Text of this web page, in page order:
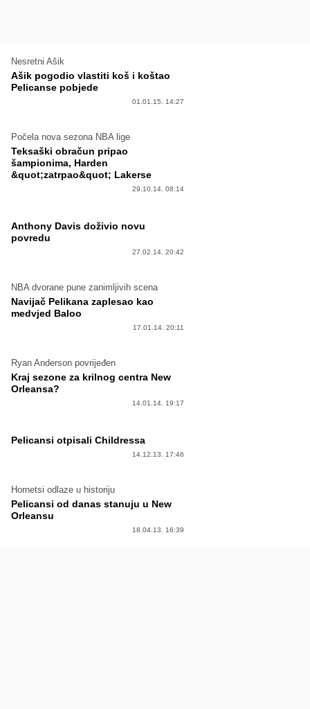
Nesretni Ašik
Ašik pogodio vlastiti koš i koštao
Pelicanse pobjede
01.01.15. 14:27
Počela nova sezona NBA lige
Teksaški obračun pripao
šampionima, Harden
&quot;zatrpao&quot; Lakerse
29.10.14. 08:14
Anthony Davis doživio novu
povredu
27.02.14. 20:42
NBA dvorane pune zanimljivih scena
Navijač Pelikana zaplesao kao
medvjed Baloo
17.01.14. 20:11
Ryan Anderson povrijeđen
Kraj sezone za krilnog centra New
Orleansa?
14.01.14. 19:17
Pelicansi otpisali Childressa
14.12.13. 17:46
Hornetsi odlaze u historiju
Pelicansi od danas stanuju u New
Orleansu
18.04.13. 16:39